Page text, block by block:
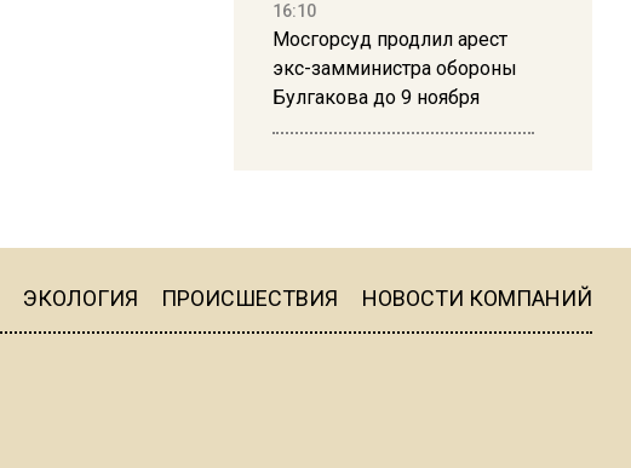
16:10
Мосгорсуд продлил арест
экс-замминистра обороны
Булгакова до 9 ноября
16:19
ЭКОЛОГИЯ ПРОИСШЕСТВИЯ НОВОСТИ КОМПАНИЙ